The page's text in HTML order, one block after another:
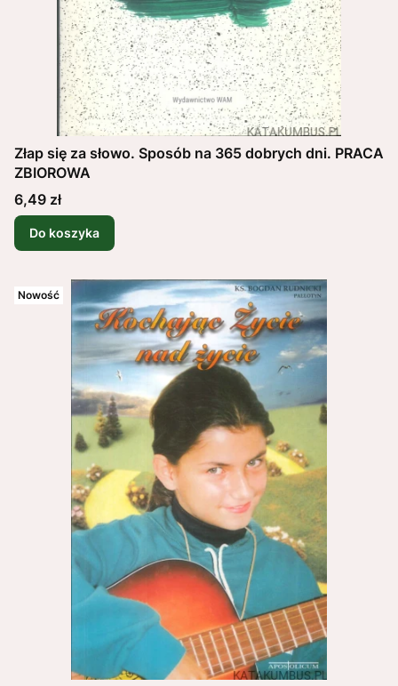
Złap się za słowo. Sposób na 365 dobrych dni. PRACA
ZBIOROWA
Cena
6,49 zł
Do koszyka
Nowość